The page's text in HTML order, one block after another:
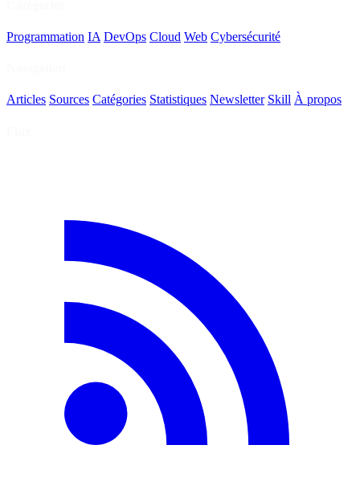
Programmation IA DevOps Cloud Web Cybersécurité
Articles Sources Catégories Statistiques Newsletter Skill À propos